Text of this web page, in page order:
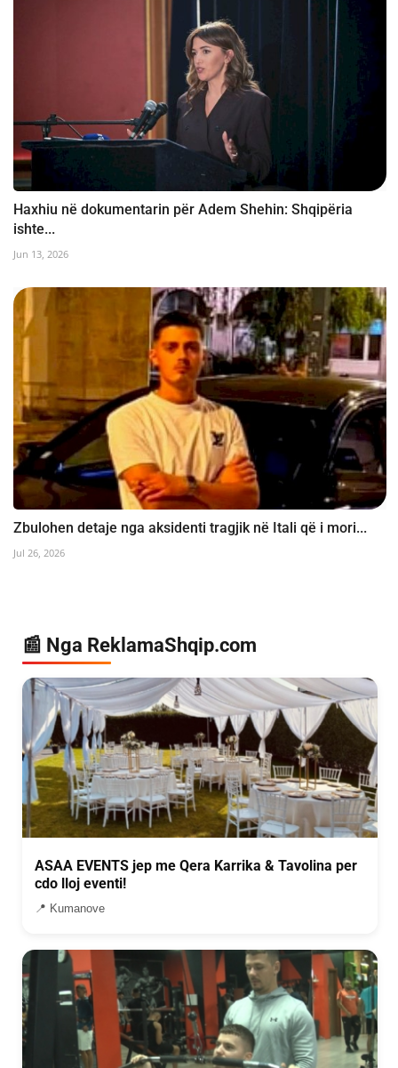
Haxhiu në dokumentarin për Adem Shehin: Shqipëria
ishte...
Jun 13, 2026
Zbulohen detaje nga aksidenti tragjik në Itali që i mori...
Jul 26, 2026
📰 Nga ReklamaShqip.com
ASAA EVENTS jep me Qera Karrika & Tavolina per
cdo lloj eventi!
📍 Kumanove